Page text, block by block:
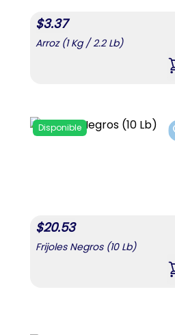
$3.37
Arroz (1 Kg / 2.2 Lb)
Disponible
$20.53
Frijoles Negros (10 Lb)